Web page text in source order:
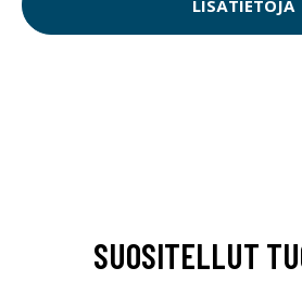
LISÄTIETOJA
SUOSITELLUT